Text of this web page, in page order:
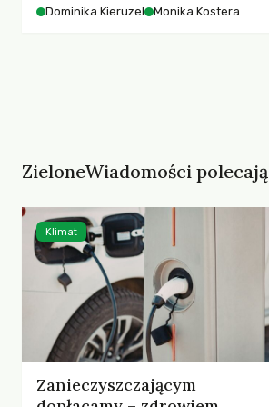
współczesnego miasta.
Dominika Kieruzel Monika Kostera
ZieloneWiadomości polecają
Zanieczyszczającym
Klimat